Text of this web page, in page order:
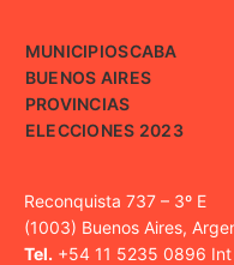
MUNICIPIOSCABA
BUENOS AIRES
PROVINCIAS
ELECCIONES 2023
Reconquista 737 – 3º E
(1003) Buenos Aires,
Tel. +54 11 5235 0896